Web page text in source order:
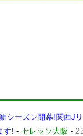
シーズン開幕!関西J
す! - セレッソ大阪 -